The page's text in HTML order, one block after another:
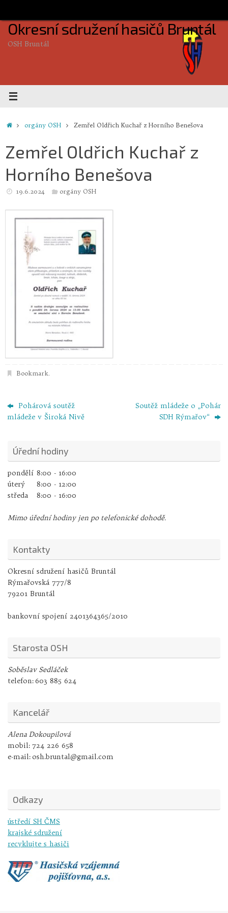
content
Okresní sdružení hasičů Bruntál
OSH Bruntál
Homeorgány OSH Zemřel Oldřich Kuchař z Horního Benešova
Zemřel Oldřich Kuchař z
Horního Benešova
19.6.2024 orgány OSH
Bookmark.
Pohárová soutěž
mládeže v Široká Nivě
Soutěž mládeže o „Pohár
SDH Rýmařov“
Úřední hodiny
pondělí 8:00 - 16:00
úterý
8:00 - 12:00
středa
8:00 - 16:00
Mimo úřední hodiny jen po telefonické dohodě.
Kontakty
Okresní sdružení hasičů Bruntál
Rýmařovská 777/8
79201 Bruntál
bankovní spojení 2401364365/2010
Starosta OSH
Soběslav Sedláček
telefon:603 885 624
Kancelář
Alena Dokoupilová
mobil: 724 226 658
e-mail:osh.bruntal@gmail.com
Odkazy
ústředí SH ČMS
krajské sdružení
recyklujte s hasiči